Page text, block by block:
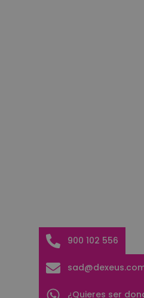
900 102 556
¿Quieres ser